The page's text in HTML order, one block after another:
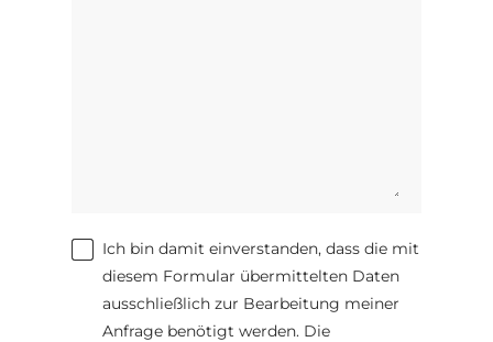
Ich bin damit einverstanden, dass die mit
diesem Formular übermittelten Daten
ausschließlich zur Bearbeitung meiner
Anfrage benötigt werden. Die